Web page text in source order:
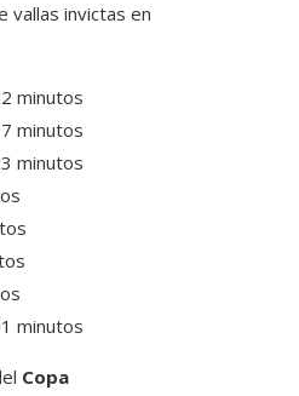
vallas invictas en
minutos
minutos
minutos
minutos
Copa